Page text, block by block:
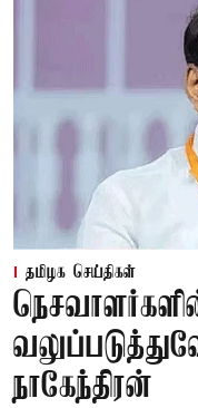
தமிழக செய்திகள்
நாகேந்திரன்